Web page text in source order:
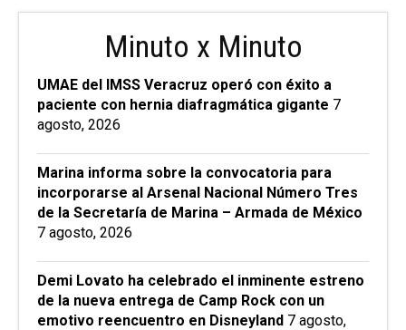
Minuto x Minuto
UMAE del IMSS Veracruz operó con éxito a
paciente con hernia diafragmática gigante 7
agosto, 2026
Marina informa sobre la convocatoria para
incorporarse al Arsenal Nacional Número Tres
de la Secretaría de Marina – Armada de México
7 agosto, 2026
Demi Lovato ha celebrado el inminente estreno
de la nueva entrega de Camp Rock con un
emotivo reencuentro en Disneyland 7 agosto,